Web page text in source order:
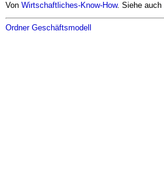
Von Wirtschaftliches-Know-How. Siehe auch
Ordner Geschäftsmodell